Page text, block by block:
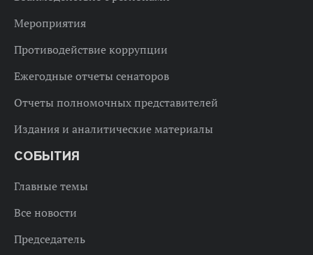
Мероприятия
Противодействие коррупции
Ежегодные отчеты сенаторов
Отчеты полномочных представителей
Издания и аналитические материалы
СОБЫТИЯ
Главные темы
Все новости
Председатель